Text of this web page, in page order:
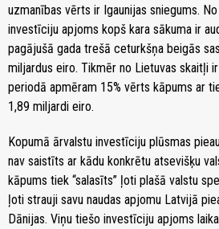
uzmanības vērts ir Igaunijas sniegums.
investīciju apjoms kopš kara sākuma ir
pagājušā gada trešā ceturkšņa beigās
miljardus eiro. Tikmēr no Lietuvas skaitļi
periodā apmēram 15% vērts kāpums ar
1,89 miljardi eiro.
Kopumā ārvalstu investīciju plūsmas
nav saistīts ar kādu konkrētu atsevišķu
kāpums tiek “salasīts” ļoti plašā valstu
ļoti strauji savu naudas apjomu Latvijā
Dānijas. Viņu tiešo investīciju apjoms